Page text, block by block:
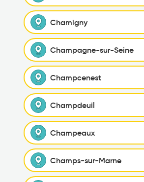
Chamigny
Champagne-sur-Seine
Champcenest
Champdeuil
Champeaux
Champs-sur-Marne